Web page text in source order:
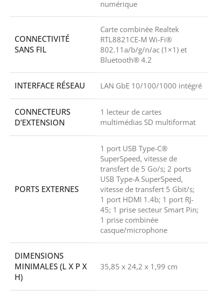
numérique
CONNECTIVITÉ
SANS FIL
Carte combinée Realtek
RTL8821CE-M Wi-Fi®
802.11a/b/g/n/ac (1×1) et
Bluetooth® 4.2
INTERFACE RÉSEAU LAN GbE 10/100/1000 intégré
CONNECTEURS
D’EXTENSION
1 lecteur de cartes
multimédias SD multiformat
PORTS EXTERNES
1 port USB Type-C®
SuperSpeed, vitesse de
transfert de 5 Go/s; 2 ports
USB Type-A SuperSpeed,
vitesse de transfert 5 Gbit/s;
1 port HDMI 1.4b; 1 port RJ-
45; 1 prise secteur Smart Pin;
1 prise combinée
casque/microphone
DIMENSIONS
MINIMALES (L X P X
H)
35,85 x 24,2 x 1,99 cm